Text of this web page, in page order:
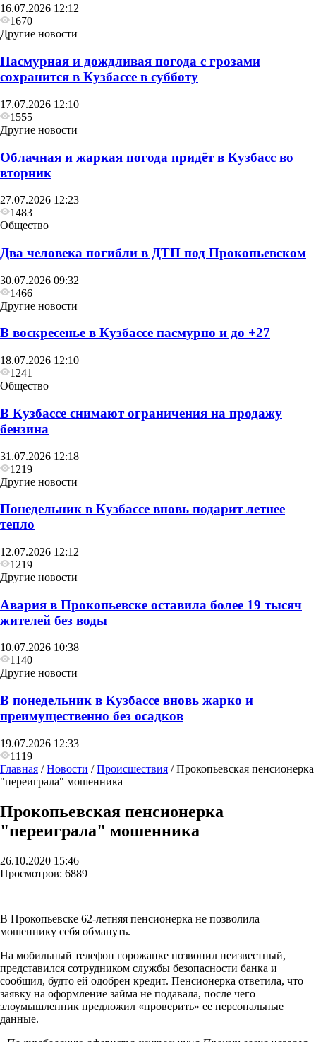
16.07.2026 12:12
1670
Другие новости
Пасмурная и дождливая погода с грозами
сохранится в Кузбассе в субботу
17.07.2026 12:10
1555
Другие новости
Облачная и жаркая погода придёт в Кузбасс во
вторник
27.07.2026 12:23
1483
Общество
Два человека погибли в ДТП под Прокопьевском
30.07.2026 09:32
1466
Другие новости
В воскресенье в Кузбассе пасмурно и до +27
18.07.2026 12:10
1241
Общество
В Кузбассе снимают ограничения на продажу
бензина
31.07.2026 12:18
1219
Другие новости
Понедельник в Кузбассе вновь подарит летнее
тепло
12.07.2026 12:12
1219
Другие новости
Авария в Прокопьевске оставила более 19 тысяч
жителей без воды
10.07.2026 10:38
1140
Другие новости
В понедельник в Кузбассе вновь жарко и
преимущественно без осадков
19.07.2026 12:33
1119
Главная /Новости /Происшествия /Прокопьевская пенсионерка
"переиграла" мошенника
Прокопьевская пенсионерка
"переиграла" мошенника
26.10.2020 15:46
Просмотров: 6889
В Прокопьевске 62-летняя пенсионерка не позволила
мошеннику себя обмануть.
На мобильный телефон горожанке позвонил неизвестный,
представился сотрудником службы безопасности банка и
сообщил, будто ей одобрен кредит. Пенсионерка ответила, что
заявку на оформление займа не подавала, после чего
злоумышленник предложил «проверить» ее персональные
данные.